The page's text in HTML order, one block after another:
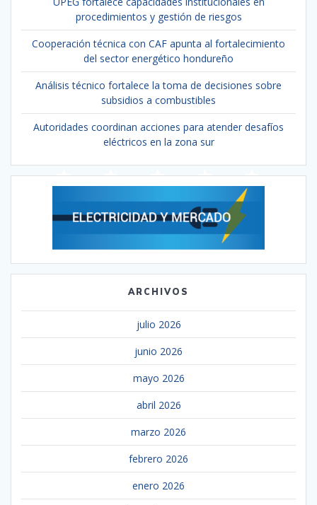
procedimientos y gestión de riesgos
Cooperación técnica con CAF apunta al fortalecimiento
del sector energético hondureño
Análisis técnico fortalece la toma de decisiones sobre
subsidios a combustibles
Autoridades coordinan acciones para atender desafíos
eléctricos en la zona sur
ARCHIVOS
julio 2026
junio 2026
mayo 2026
abril 2026
marzo 2026
febrero 2026
enero 2026